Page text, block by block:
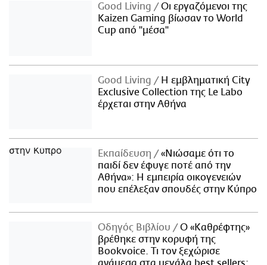
Good Living
Οι εργαζόμενοι της
Kaizen Gaming βίωσαν το World
Cup από "μέσα"
Good Living
Η εμβληματική City
Exclusive Collection της Le Labo
έρχεται στην Αθήνα
Εκπαίδευση
«Νιώσαμε ότι το
παιδί δεν έφυγε ποτέ από την
Αθήνα»: Η εμπειρία οικογενειών
που επέλεξαν σπουδές στην Κύπρο
Οδηγός Βιβλίου
Ο «Καθρέφτης»
βρέθηκε στην κορυφή της
Bookvoice. Τι τον ξεχώρισε